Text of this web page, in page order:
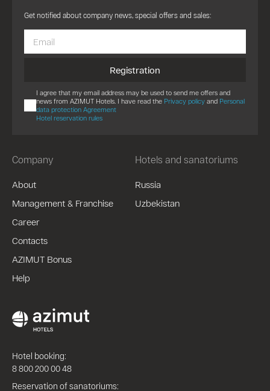
Company
About
Management & Franchise
Career
Contacts
AZIMUT Bonus
Help
Hotels and sanatoriums
Russia
Uzbekistan
Get notified about company news, special offers and sales:
Registration
I agree that my email address may be used to send me offers and
news from AZIMUT Hotels. I have read the Privacy policy and Personal
data protection Agreement
Hotel reservation rules
Hotel booking:
8 800 200 00 48
Reservation of sanatoriums: